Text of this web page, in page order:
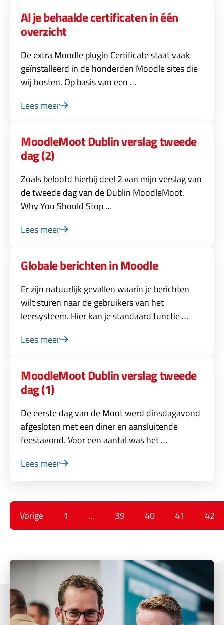
Al je behaalde certificaten in één
overzicht
De extra Moodle plugin Certificate staat vaak
geïnstalleerd in de honderden Moodle sites die
wij hosten. Op basis van een …
Lees meer
MoodleMoot Dublin verslag tweede
dag (2)
Zoals beloofd hierbij deel 2 van mijn verslag van
de tweede dag van de Dublin MoodleMoot.
Why You Should Stop …
Lees meer
Globale berichten in Moodle
Er zijn natuurlijk gevallen waarin je berichten
wilt sturen naar de gebruikers van het
leersysteem. Hier kan je standaard functie …
Lees meer
MoodleMoot Dublin verslag tweede
dag (1)
De eerste dag van de Moot werd dinsdagavond
afgesloten met een diner en aansluitende
feestavond. Voor een aantal was het …
Lees meer
Vorige 1 … 39 40 41 42